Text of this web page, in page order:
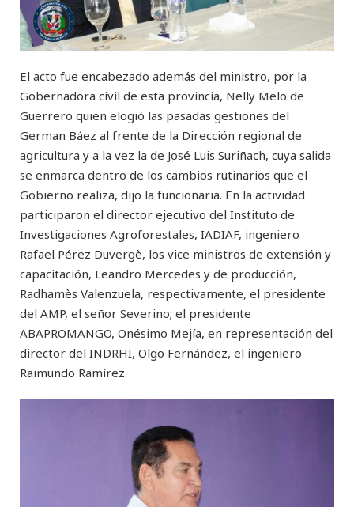
El acto fue encabezado además del ministro, por la
Gobernadora civil de esta provincia, Nelly Melo de
Guerrero quien elogió las pasadas gestiones del
German Báez al frente de la Dirección regional de
agricultura y a la vez la de José Luis Suriñach, cuya salida
se enmarca dentro de los cambios rutinarios que el
Gobierno realiza, dijo la funcionaria. En la actividad
participaron el director ejecutivo del Instituto de
Investigaciones Agroforestales, IADIAF, ingeniero
Rafael Pérez Duvergè, los vice ministros de extensión y
capacitación, Leandro Mercedes y de producción,
Radhamès Valenzuela, respectivamente, el presidente
del AMP, el señor Severino; el presidente
ABAPROMANGO, Onésimo Mejía, en representación del
director del INDRHI, Olgo Fernández, el ingeniero
Raimundo Ramírez.